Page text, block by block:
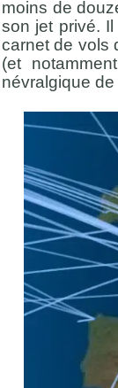
moins de
son jet privé.
carnet de vols
(et
névralgique